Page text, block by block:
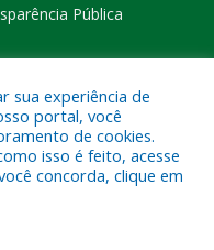
Pública
Municipal de Eldorado
sua experiência de
portal, você
de cookies.
isso é feito, acesse
concorda, clique em